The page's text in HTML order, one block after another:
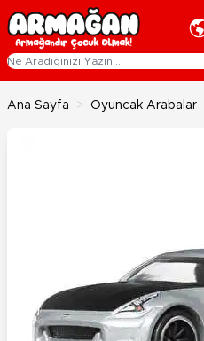
İçeriğe geç
Ana Sayfa > Oyuncak Arabalar